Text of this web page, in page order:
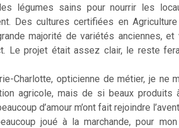
légumes sains pour nourrir les
Des cultures certifiées en
majorité de variétés anciennes, et
Le projet était assez clair, le reste
Charlotte, opticienne de métier, je ne
agricole, mais de si beaux produits
d’amour m’ont fait rejoindre
joué à la marchande, pour